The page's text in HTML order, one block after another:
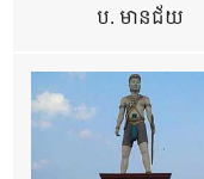
ប. មានជ័យ